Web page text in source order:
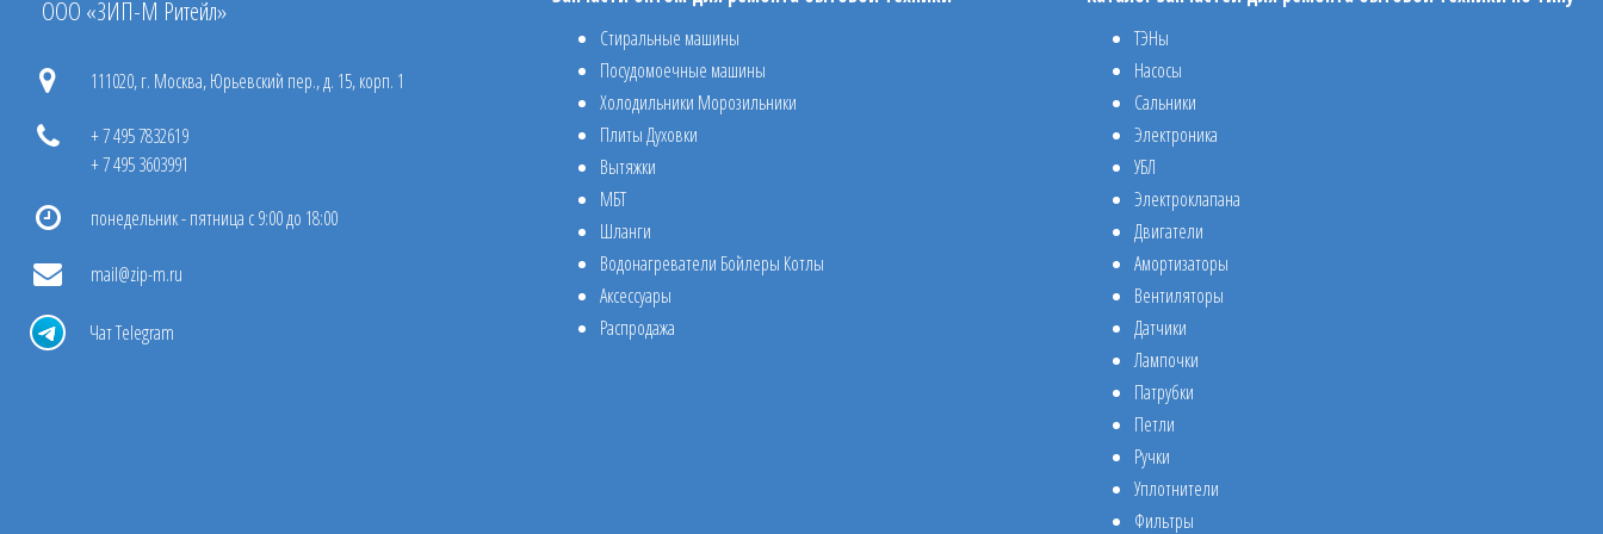
ООО «ЗИП-М Ритейл»
111020, г. Москва, Юрьевский пер., д. 15, корп. 1
+ 7 495 7832619
+ 7 495 3603991
понедельник - пятница с 9:00 до 18:00
mail@zip-m.ru
Чат Telegram
Стиральные машины
Посудомоечные машины
Холодильники Морозильники
Плиты Духовки
Вытяжки
МБТ
Шланги
Водонагреватели Бойлеры Котлы
Аксессуары
Распродажа
ТЭНы
Насосы
Сальники
Электроника
УБЛ
Электроклапана
Двигатели
Амортизаторы
Вентиляторы
Датчики
Лампочки
Патрубки
Петли
Ручки
Уплотнители
Фильтры